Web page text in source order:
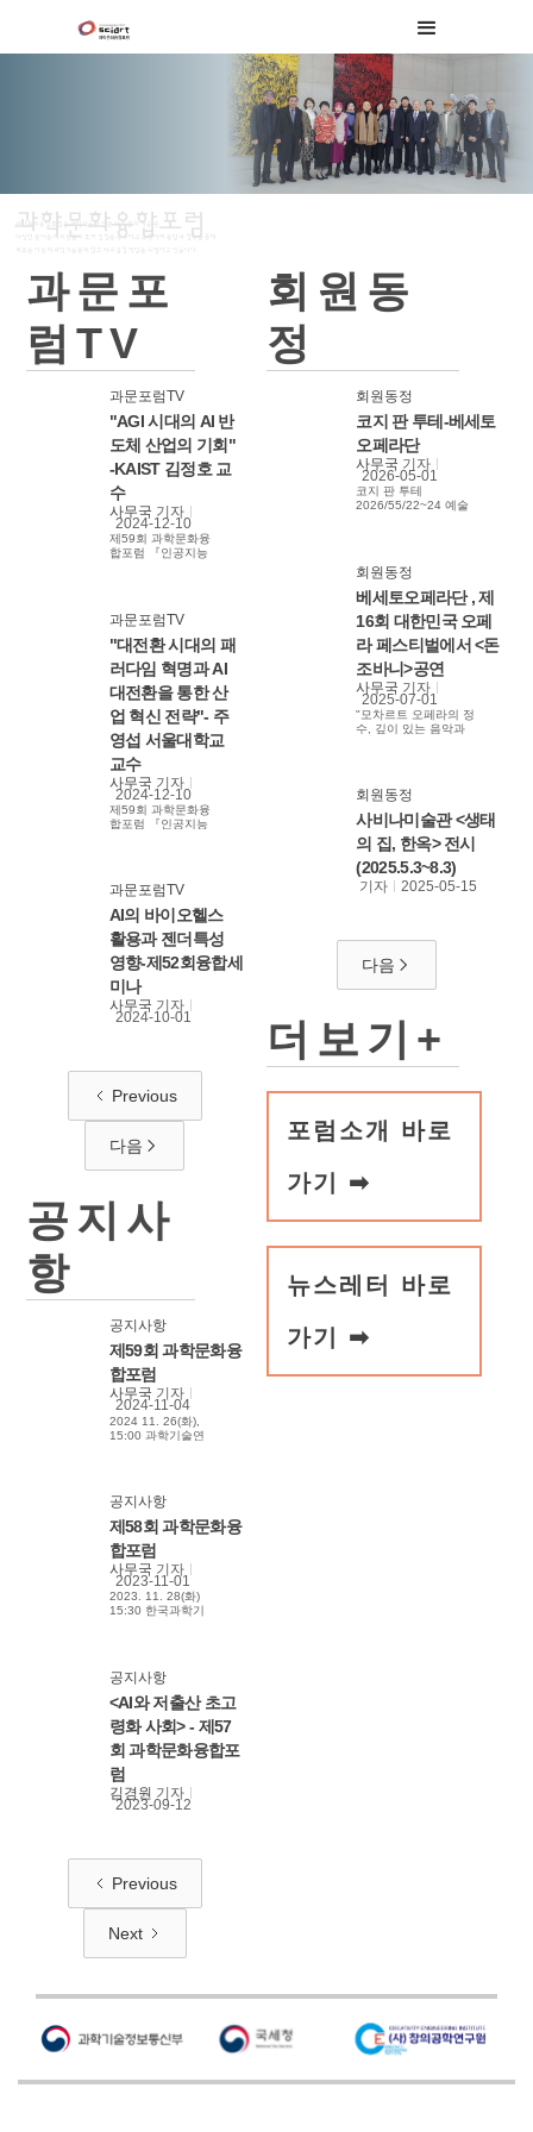
과학문화융합포럼
과학문화융합포럼은 과학기술과 인문 사회 문화 예술 등
다양한 분야들의 회원들이 모여 경험을 공유하고 소통하며 융합과 접목을 통해
과문포
럼TV
과문포럼TV
"AGI 시대의 AI 반
도체 산업의 기회"
-KAIST 김정호 교
수
사무국 기자
2024-12-10
제59회 과학문화융
합포럼 『인공지능
AI 반도체 산업의 기
회" - 일시 : ‘24. 11.
26(화), 15:00 - 장
소 : UST 사이언스
홀(대덕연구단지) -
연사 : 김정호
KAIST ICT 석좌교
수 #AGI #반도체
#AI반도체 #김정호
교수
과문포럼TV
"대전환 시대의 패
러다임 혁명과 AI
대전환을 통한 산
업 혁신 전략"- 주
영섭 서울대학교
교수
사무국 기자
2024-12-10
제59회 과학문화융
합포럼 『인공지능
의 패러다임 혁명과
AI 대전환을 통한 산
업 혁신 전략" - 일시
: ‘24. 11. 26(화),
15:00 - 장소 : UST
사이언스홀(대덕연
구단지) - 연사 : 주
영섭 서울대학교 공
학전문대학원 교수
(전 중소기업
과문포럼TV
AI의 바이오헬스
활용과 젠더특성
영향-제52회융합세
미나
사무국 기자
2024-10-01
Previous
다음
공지사
항
공지사항
제59회 과학문화융
합포럼
사무국 기자
2024-11-04
2024 11. 26(화),
15:00 과학기술연
공지사항
제58회 과학문화융
합포럼
사무국 기자
2023-11-01
2023. 11. 28(화)
15:30 한국과학기
공지사항
<AI와 저출산 초고
령화 사회> - 제57
회 과학문화융합포
럼
김경원 기자
2023-09-12
Previous
Next
회원동
정
회원동정
코지 판 투테-베세토
오페라단
사무국 기자
2026-05-01
코지 판 투테
2026/55/22~24 예술
회원동정
베세토오페라단 , 제
16회 대한민국 오페
라 페스티벌에서 <돈
조바니>공연
사무국 기자
2025-07-01
"모차르트 오페라의 정
수, 깊이 있는 음악과
회원동정
사비나미술관 <생태
의 집, 한옥> 전시
(2025.5.3~8.3)
기자 2025-05-15
다음
더보기+
포럼소개 바로
가기 ➡
뉴스레터 바로
가기 ➡